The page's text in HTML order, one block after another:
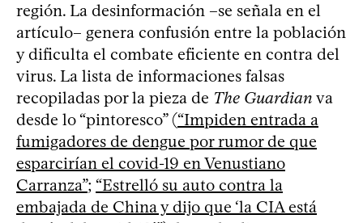
región. La desinformación –se señala en el
artículo– genera confusión entre la población
y dificulta el combate eficiente en contra del
virus. La lista de informaciones falsas
recopiladas por la pieza de The Guardian va
desde lo “pintoresco” (“Impiden entrada a
fumigadores de dengue por rumor de que
esparcirían el covid-19 en Venustiano
Carranza”; “Estrelló su auto contra la
embajada de China y dijo que ‘la CIA está